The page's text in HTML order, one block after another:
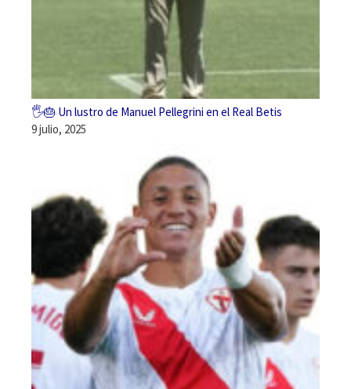
🖐️🎂 Un lustro de Manuel Pellegrini en el Real Betis
9 julio, 2025